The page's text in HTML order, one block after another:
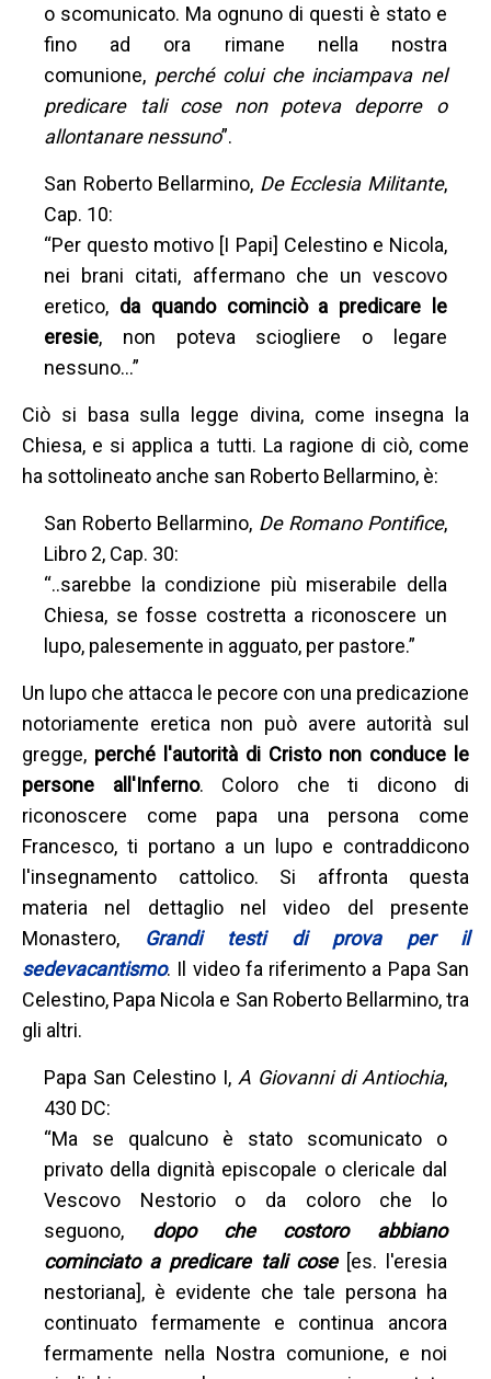
o scomunicato. Ma ognuno di questi è stato e
fino ad ora rimane nella nostra
comunione, perché colui che inciampava nel
predicare tali cose non poteva deporre o
allontanare nessuno”.
San Roberto Bellarmino, De Ecclesia Militante,
Cap. 10:
“Per questo motivo [I Papi] Celestino e Nicola,
nei brani citati, affermano che un vescovo
eretico, da quando cominciò a predicare le
eresie, non poteva sciogliere o legare
nessuno…”
Ciò si basa sulla legge divina, come insegna la
Chiesa, e si applica a tutti. La ragione di ciò, come
ha sottolineato anche san Roberto Bellarmino, è:
San Roberto Bellarmino, De Romano Pontifice,
Libro 2, Cap. 30:
“..sarebbe la condizione più miserabile della
Chiesa, se fosse costretta a riconoscere un
lupo, palesemente in agguato, per pastore.”
Un lupo che attacca le pecore con una predicazione
notoriamente eretica non può avere autorità sul
gregge, perché l'autorità di Cristo non conduce le
persone all'Inferno. Coloro che ti dicono di
riconoscere come papa una persona come
Francesco, ti portano a un lupo e contraddicono
l'insegnamento cattolico. Si affronta questa
materia nel dettaglio nel video del presente
Monastero, Grandi testi di prova per il
sedevacantismo. Il video fa riferimento a Papa San
Celestino, Papa Nicola e San Roberto Bellarmino, tra
gli altri.
Papa San Celestino I, A Giovanni di Antiochia,
430 DC:
“Ma se qualcuno è stato scomunicato o
privato della dignità episcopale o clericale dal
Vescovo Nestorio o da coloro che lo
seguono, dopo che costoro abbiano
cominciato a predicare tali cose[es. l'eresia
nestoriana], è evidente che tale persona ha
continuato fermamente e continua ancora
fermamente nella Nostra comunione, e noi